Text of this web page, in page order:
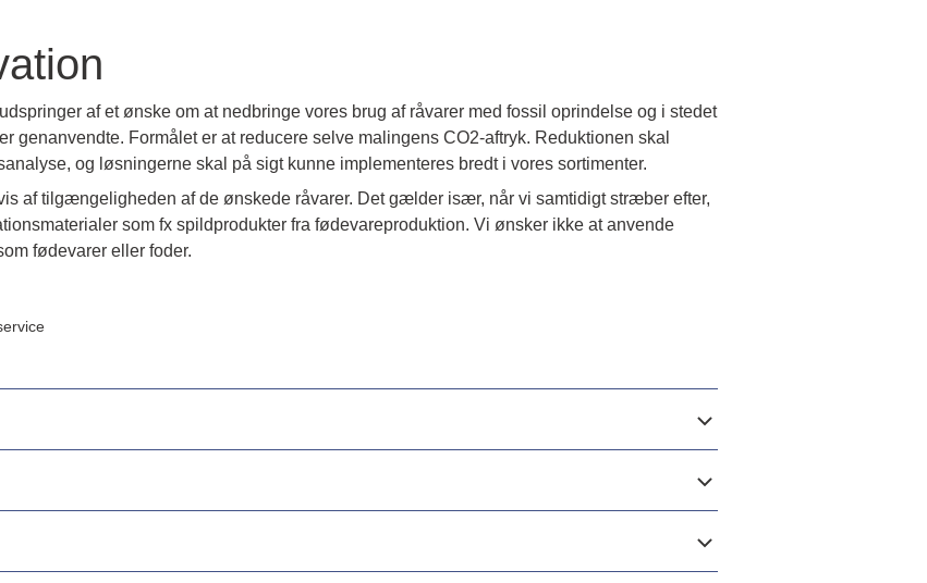
af et ønske om at nedbringe vores brug af råvarer med fossil oprindelse og i stedet
genanvendte. Formålet er at reducere selve malingens CO2-aftryk. Reduktionen skal
og løsningerne skal på sigt kunne implementeres bredt i vores sortimenter.
af tilgængeligheden af de ønskede råvarer. Det gælder især, når vi samtidigt stræber efter,
som fx spildprodukter fra fødevareproduktion. Vi ønsker ikke at anvende
fødevarer eller foder.